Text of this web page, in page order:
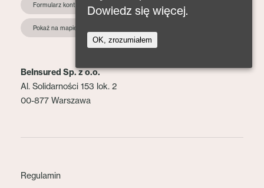
Formularz kontaktowy
Pokaż na mapie
BeInsured Sp. z o.o.
Al. Solidarności 153 lok. 2
00-877 Warszawa
Regulamin
Dowiedz się więcej.
OK, zrozumiałem